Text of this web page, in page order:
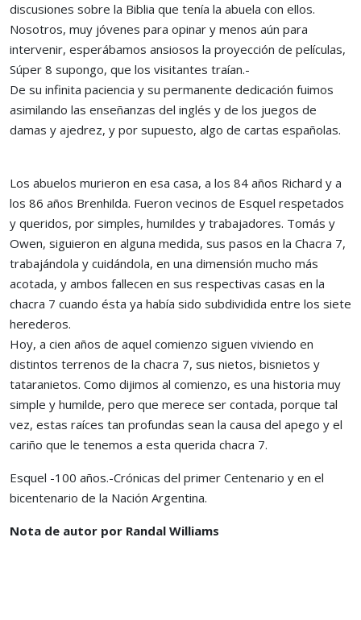
discusiones sobre la Biblia que tenía la abuela con ellos.
Nosotros, muy jóvenes para opinar y menos aún para
intervenir, esperábamos ansiosos la proyección de películas,
Súper 8 supongo, que los visitantes traían.-
De su infinita paciencia y su permanente dedicación fuimos
asimilando las enseñanzas del inglés y de los juegos de
damas y ajedrez, y por supuesto, algo de cartas españolas.
Los abuelos murieron en esa casa, a los 84 años Richard y a
los 86 años Brenhilda. Fueron vecinos de Esquel respetados
y queridos, por simples, humildes y trabajadores. Tomás y
Owen, siguieron en alguna medida, sus pasos en la Chacra 7,
trabajándola y cuidándola, en una dimensión mucho más
acotada, y ambos fallecen en sus respectivas casas en la
chacra 7 cuando ésta ya había sido subdividida entre los siete
herederos.
Hoy, a cien años de aquel comienzo siguen viviendo en
distintos terrenos de la chacra 7, sus nietos, bisnietos y
tataranietos. Como dijimos al comienzo, es una historia muy
simple y humilde, pero que merece ser contada, porque tal
vez, estas raíces tan profundas sean la causa del apego y el
cariño que le tenemos a esta querida chacra 7.
Esquel -100 años.-Crónicas del primer Centenario y en el
bicentenario de la Nación Argentina.
Nota de autor por Randal Williams